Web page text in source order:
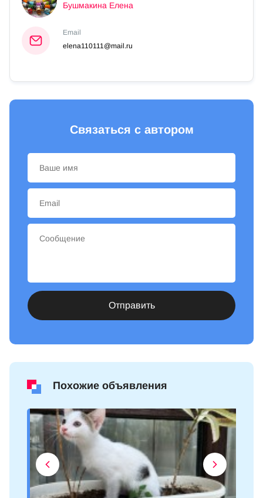
Бушмакина Елена
Email
elena110111@mail.ru
Связаться с автором
Отправить
Похожие объявления